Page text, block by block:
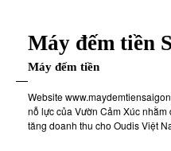
Máy đếm tiền
Máy đếm tiền
Website
nỗ lực của Vườn Cảm Xúc
tăng doanh thu cho Oudis Việt